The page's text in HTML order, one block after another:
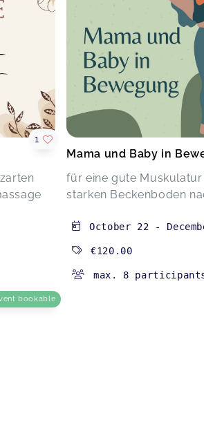
1
bookable
Mama und Baby in
für eine gute Muskulatur
starken Beckenboden
October 22 -
€120.00
max. 8